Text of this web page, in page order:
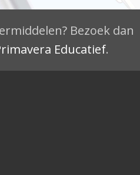
Bezoek dan
Educatief.